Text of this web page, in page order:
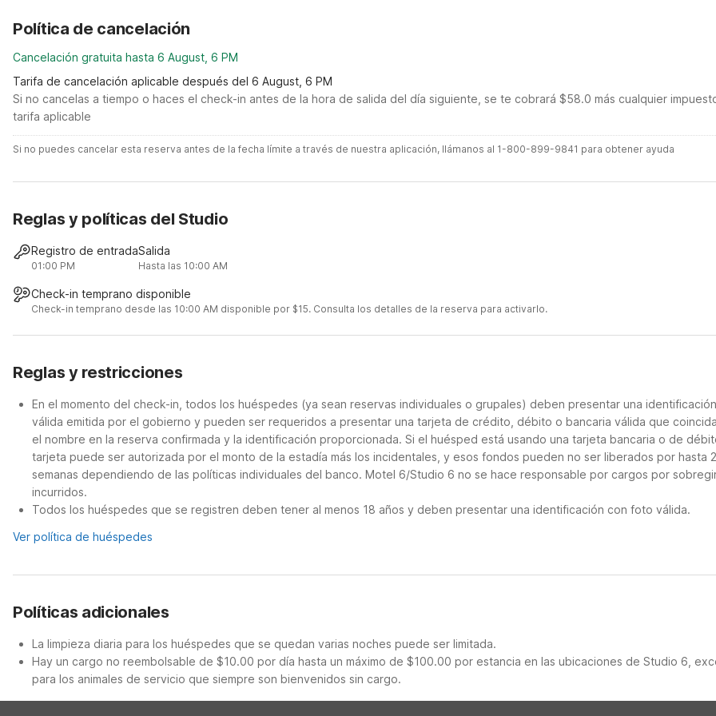
Política de cancelación
Cancelación gratuita hasta 6 August, 6 PM
Tarifa de cancelación aplicable después del 6 August, 6 PM
Si no cancelas a tiempo o haces el check-in antes de la hora de salida del día siguiente, se te cobrará $58.0 más cualquier
tarifa aplicable
Si no puedes cancelar esta reserva antes de la fecha límite a través de nuestra aplicación, llámanos al 1-800-899-9841 para obtener ayuda
Reglas y políticas del Studio
Registro de entrada
01:00 PM
Salida
Hasta las 10:00 AM
Check-in temprano disponible
Check-in temprano desde las 10:00 AM disponible por $15. Consulta los detalles de la reserva para activarlo.
Reglas y restricciones
En el momento del check-in, todos los huéspedes (ya sean reservas individuales o grupales) deben presentar una identificación
válida emitida por el gobierno y pueden ser requeridos a presentar una tarjeta de crédito, débito o bancaria válida que
el nombre en la reserva confirmada y la identificación proporcionada. Si el huésped está usando una tarjeta bancaria o de
tarjeta puede ser autorizada por el monto de la estadía más los incidentales, y esos fondos pueden no ser liberados por hasta 2
semanas dependiendo de las políticas individuales del banco. Motel 6/Studio 6 no se hace responsable por cargos por
incurridos.
Todos los huéspedes que se registren deben tener al menos 18 años y deben presentar una identificación con foto válida.
Ver política de huéspedes
Políticas adicionales
La limpieza diaria para los huéspedes que se quedan varias noches puede ser limitada.
Hay un cargo no reembolsable de $10.00 por día hasta un máximo de $100.00 por estancia en las ubicaciones de Studio 6,
para los animales de servicio que siempre son bienvenidos sin cargo.